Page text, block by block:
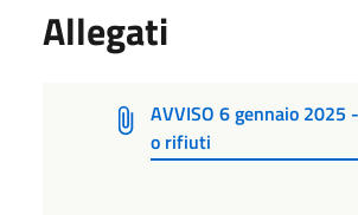
Allegati
AVVISO 6 gennaio 2025
o rifiuti